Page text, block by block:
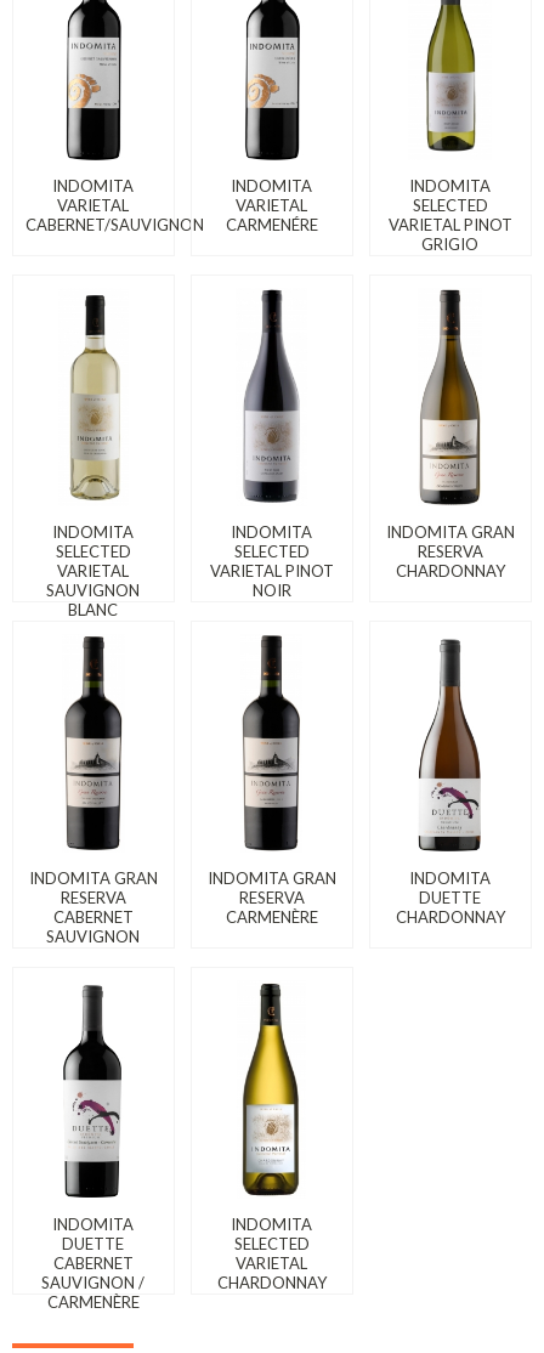
INDOMITA
VARIETAL
CABERNET/SAUVIGNON
INDOMITA
VARIETAL
CARMENÉRE
INDOMITA
SELECTED
VARIETAL PINOT
GRIGIO
INDOMITA
SELECTED
VARIETAL
SAUVIGNON
BLANC
INDOMITA
SELECTED
VARIETAL PINOT
NOIR
INDOMITA GRAN
RESERVA
CHARDONNAY
INDOMITA GRAN
RESERVA
CABERNET
SAUVIGNON
INDOMITA GRAN
RESERVA
CARMENÈRE
INDOMITA
DUETTE
CHARDONNAY
INDOMITA
DUETTE
CABERNET
SAUVIGNON /
CARMENÈRE
INDOMITA
SELECTED
VARIETAL
CHARDONNAY